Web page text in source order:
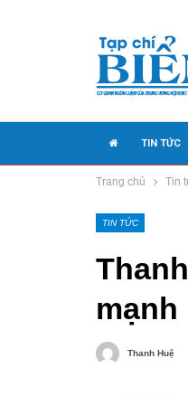
TIN TỨC
MEDIA
Trang chủ Tin
TIN TỨC
Thanh Huệ